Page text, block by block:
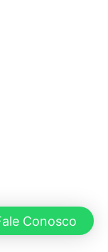
Conosco